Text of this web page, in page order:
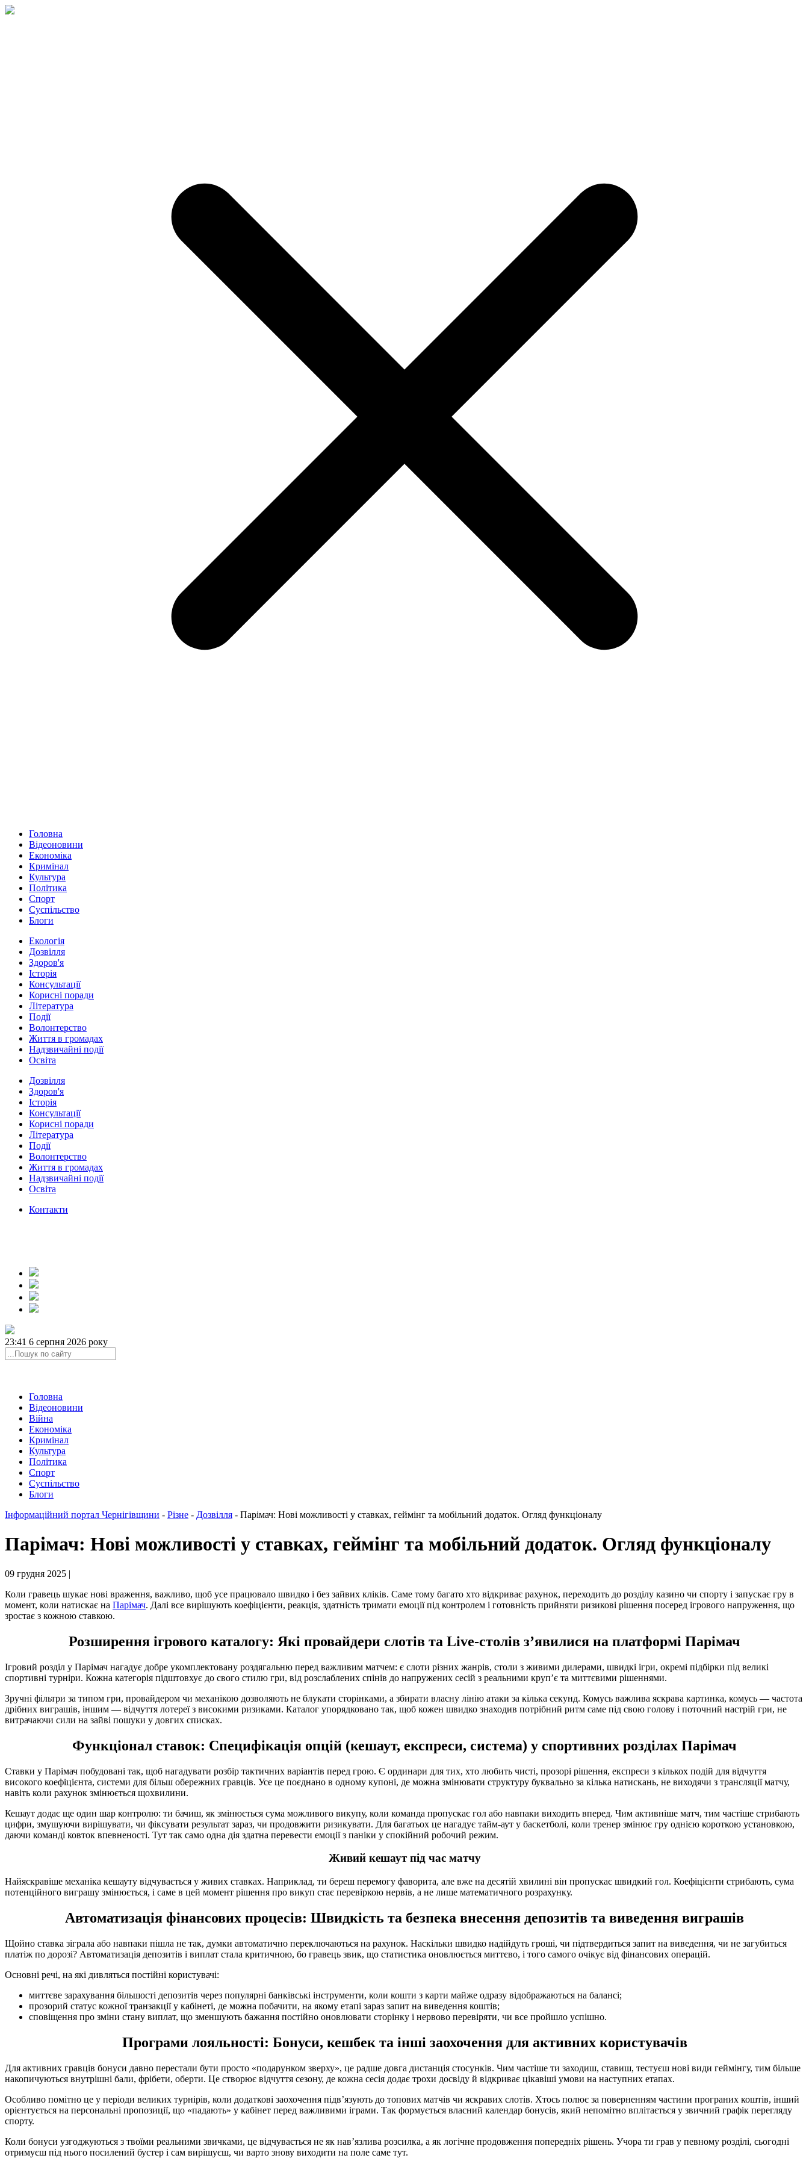
Головна
Відеоновини
Економіка
Кримінал
Культура
Політика
Спорт
Суспільство
Блоги
Екологія
Дозвілля
Здоров'я
Історія
Консультації
Корисні поради
Література
Події
Волонтерство
Життя в громадах
Надзвичайні події
Освіта
Дозвілля
Здоров'я
Історія
Консультації
Корисні поради
Література
Події
Волонтерство
Життя в громадах
Надзвичайні події
Освіта
Контакти
23:41 6 серпня 2026 року
Головна
Відеоновини
Війна
Економіка
Кримінал
Культура
Політика
Спорт
Суспільство
Блоги
Інформаційний портал Чернігівщини - Різне - Дозвілля - Парімач: Нові можливості у ставках, геймінг та мобільний додаток. Огляд функціоналу
Парімач: Нові можливості у ставках, геймінг та мобільний додаток. Огляд функціоналу
09 грудня 2025 |
Коли гравець шукає нові враження, важливо, щоб усе працювало швидко і без зайвих кліків. Саме тому багато хто відкриває рахунок, переходить до розділу казино чи спорту і запускає гру в
момент, коли натискає на Парімач. Далі все вирішують коефіцієнти, реакція, здатність тримати емоції під контролем і готовність прийняти ризикові рішення посеред ігрового напруження, що
зростає з кожною ставкою.
Розширення ігрового каталогу: Які провайдери слотів та Live-столів з’явилися на платформі Парімач
Ігровий розділ у Парімач нагадує добре укомплектовану роздягальню перед важливим матчем: є слоти різних жанрів, столи з живими дилерами, швидкі ігри, окремі підбірки під великі
спортивні турніри. Кожна категорія підштовхує до свого стилю гри, від розслаблених спінів до напружених сесій з реальними круп’є та миттєвими рішеннями.
Зручні фільтри за типом гри, провайдером чи механікою дозволяють не блукати сторінками, а збирати власну лінію атаки за кілька секунд. Комусь важлива яскрава картинка, комусь — частота
дрібних виграшів, іншим — відчуття лотереї з високими ризиками. Каталог упорядковано так, щоб кожен швидко знаходив потрібний ритм саме під свою голову і поточний настрій гри, не
витрачаючи сили на зайві пошуки у довгих списках.
Функціонал ставок: Специфікація опцій (кешаут, експреси, система) у спортивних розділах Парімач
Ставки у Парімач побудовані так, щоб нагадувати розбір тактичних варіантів перед грою. Є ординари для тих, хто любить чисті, прозорі рішення, експреси з кількох подій для відчуття
високого коефіцієнта, системи для більш обережних гравців. Усе це поєднано в одному купоні, де можна змінювати структуру буквально за кілька натискань, не виходячи з трансляції матчу,
навіть коли рахунок змінюється щохвилини.
Кешаут додає ще один шар контролю: ти бачиш, як змінюється сума можливого викупу, коли команда пропускає гол або навпаки виходить вперед. Чим активніше матч, тим частіше стрибають
цифри, змушуючи вирішувати, чи фіксувати результат зараз, чи продовжити ризикувати. Для багатьох це нагадує тайм-аут у баскетболі, коли тренер змінює гру однією короткою установкою,
даючи команді ковток впевненості. Тут так само одна дія здатна перевести емоції з паніки у спокійний робочий режим.
Живий кешаут під час матчу
Найяскравіше механіка кешауту відчувається у живих ставках. Наприклад, ти береш перемогу фаворита, але вже на десятій хвилині він пропускає швидкий гол. Коефіцієнти стрибають, сума
потенційного виграшу змінюється, і саме в цей момент рішення про викуп стає перевіркою нервів, а не лише математичного розрахунку.
Автоматизація фінансових процесів: Швидкість та безпека внесення депозитів та виведення виграшів
Щойно ставка зіграла або навпаки пішла не так, думки автоматично переключаються на рахунок. Наскільки швидко надійдуть гроші, чи підтвердиться запит на виведення, чи не загубиться
платіж по дорозі? Автоматизація депозитів і виплат стала критичною, бо гравець звик, що статистика оновлюється миттєво, і того самого очікує від фінансових операцій.
Основні речі, на які дивляться постійні користувачі:
миттєве зарахування більшості депозитів через популярні банківські інструменти, коли кошти з карти майже одразу відображаються на балансі;
прозорий статус кожної транзакції у кабінеті, де можна побачити, на якому етапі зараз запит на виведення коштів;
сповіщення про зміни стану виплат, що зменшують бажання постійно оновлювати сторінку і нервово перевіряти, чи все пройшло успішно.
Програми лояльності: Бонуси, кешбек та інші заохочення для активних користувачів
Для активних гравців бонуси давно перестали бути просто «подарунком зверху», це радше довга дистанція стосунків. Чим частіше ти заходиш, ставиш, тестуєш нові види геймінгу, тим більше
накопичуються внутрішні бали, фрібети, оберти. Це створює відчуття сезону, де кожна сесія додає трохи досвіду й відкриває цікавіші умови на наступних етапах.
Особливо помітно це у періоди великих турнірів, коли додаткові заохочення підв’язують до топових матчів чи яскравих слотів. Хтось полює за поверненням частини програних коштів, інший
орієнтується на персональні пропозиції, що «падають» у кабінет перед важливими іграми. Так формується власний календар бонусів, який непомітно вплітається у звичний графік перегляду
спорту.
Коли бонуси узгоджуються з твоїми реальними звичками, це відчувається не як нав’язлива розсилка, а як логічне продовження попередніх рішень. Учора ти грав у певному розділі, сьогодні
отримуєш під нього посилений бустер і сам вирішуєш, чи варто знову виходити на поле саме тут.